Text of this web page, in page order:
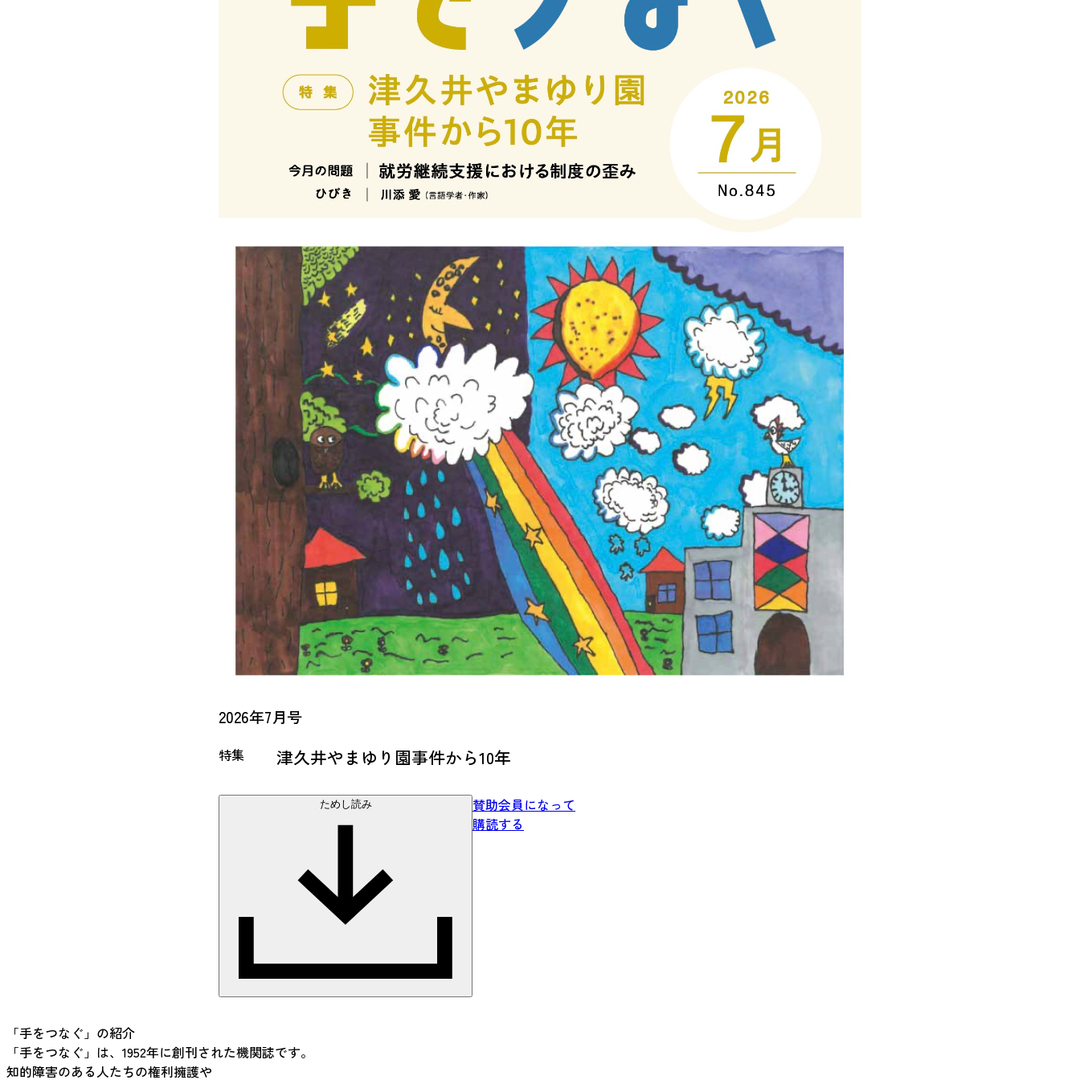
2026年7月号
特集 津久井やまゆり園事件から10年
ためし読み
賛助会員になって
購読する
「手をつなぐ」の紹介
「手をつなぐ」は、1952年に創刊された機関誌です。
知的障害のある人たちの権利擁護や